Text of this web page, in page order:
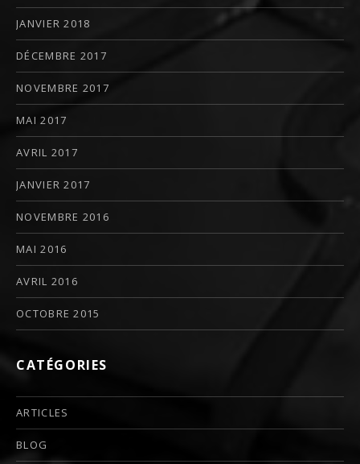
JANVIER 2018
DÉCEMBRE 2017
NOVEMBRE 2017
MAI 2017
AVRIL 2017
JANVIER 2017
NOVEMBRE 2016
MAI 2016
AVRIL 2016
OCTOBRE 2015
CATÉGORIES
ARTICLES
BLOG